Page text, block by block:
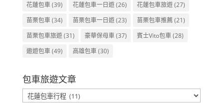
花蓮包車(39) 花蓮包車一日遊(26) 花蓮包車旅遊(27)
苗栗包車(34) 苗栗包車一日遊(23) 苗栗包車推薦(21)
苗栗包車旅遊(31) 豪華保母車(37) 賓士Vito包車(28)
遨遊包車(49) 高雄包車(30)
包車旅遊文章
包